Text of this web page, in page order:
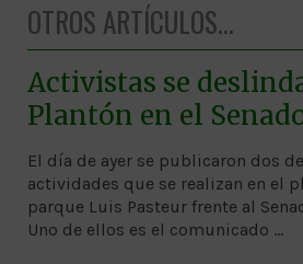
OTROS ARTÍCULOS...
Activistas se
Plantón en el
El día de ayer se publicaron dos
actividades que se realizan en el
parque Luis Pasteur frente al
Uno de ellos es el comunicado …